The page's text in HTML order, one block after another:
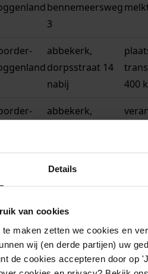
Details
van cookies
maken zetten we cookies en
wij (en derde partijen) uw
de cookies accepteren door op
bennemeersweg
3
abbekerk,
dorpsstraat 14
nabij
400
abbekerk,
abbekerk,
dorpsstraat 75
populierenlaan 5
abbekerk,
essenlaan 24